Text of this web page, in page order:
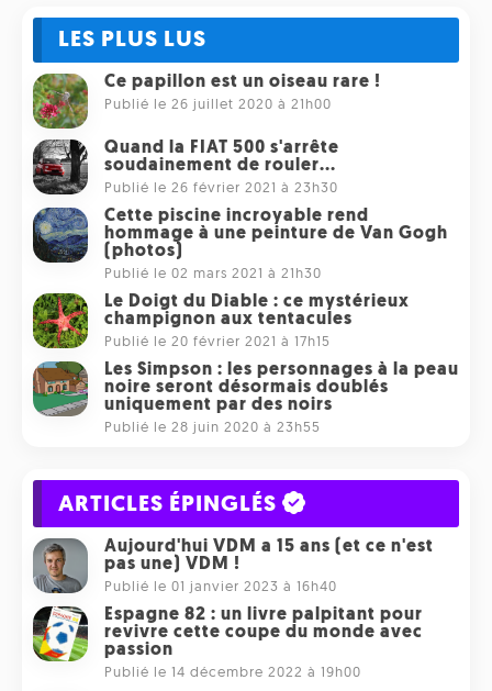
LES PLUS LUS
Ce papillon est un oiseau rare !
Publié le 26 juillet 2020 à 21h00
Quand la FIAT 500 s'arrête
soudainement de rouler...
Publié le 26 février 2021 à 23h30
Cette piscine incroyable rend
hommage à une peinture de Van Gogh
(photos)
Publié le 02 mars 2021 à 21h30
Le Doigt du Diable : ce mystérieux
champignon aux tentacules
Publié le 20 février 2021 à 17h15
Les Simpson : les personnages à la peau
noire seront désormais doublés
uniquement par des noirs
Publié le 28 juin 2020 à 23h55
ARTICLES ÉPINGLÉS
Aujourd'hui VDM a 15 ans (et ce n'est
pas une) VDM !
Publié le 01 janvier 2023 à 16h40
Espagne 82 : un livre palpitant pour
revivre cette coupe du monde avec
passion
Publié le 14 décembre 2022 à 19h00